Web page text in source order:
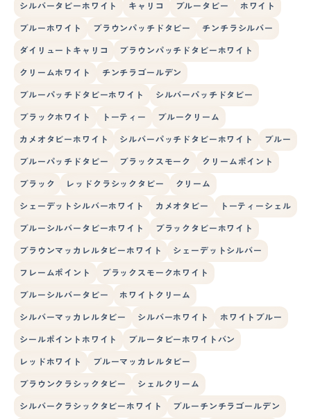
シルバータビーホワイト キャリコ ブルータビー ホワイト
ブルーホワイト ブラウンパッチドタビー チンチラシルバー
ダイリュートキャリコ ブラウンパッチドタビーホワイト
クリームホワイト チンチラゴールデン
ブルーパッチドタビーホワイト シルバーパッチドタビー
ブラックホワイト トーティー ブルークリーム
カメオタビーホワイト シルバーパッチドタビーホワイト ブルー
ブルーパッチドタビー ブラックスモーク クリームポイント
ブラック レッドクラシックタビー クリーム
シェーデットシルバーホワイト カメオタビー トーティーシェル
ブルーシルバータビーホワイト ブラックタビーホワイト
ブラウンマッカレルタビーホワイト シェーデットシルバー
フレームポイント ブラックスモークホワイト
ブルーシルバータビー ホワイトクリーム
シルバーマッカレルタビー シルバーホワイト ホワイトブルー
シールポイントホワイト ブルータビーホワイトバン
レッドホワイト ブルーマッカレルタビー
ブラウンクラシックタビー シェルクリーム
シルバークラシックタビーホワイト ブルーチンチラゴールデン